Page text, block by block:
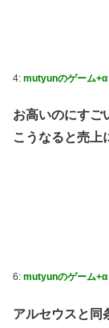
4: mutyunのゲーム+α
お高いのにすご
こうなると売上
6: mutyunのゲーム+α
アルセウスと同